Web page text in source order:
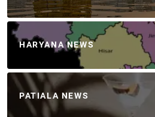
HARYANA NEWS
PATIALA NEWS